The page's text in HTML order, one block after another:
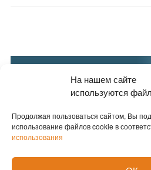
На нашем сайте
используются
Продолжая пользоваться сайтом, Вы
использование файлов cookie в
использования